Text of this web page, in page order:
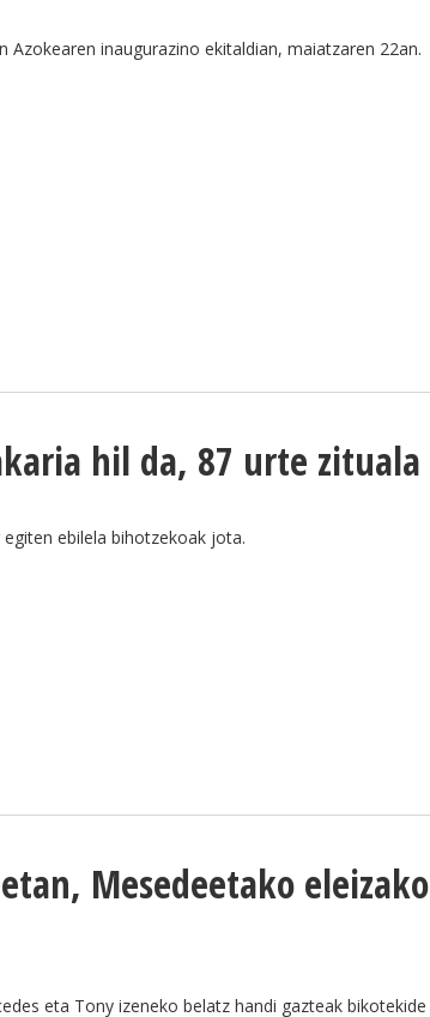
Azokearen inaugurazino ekitaldian, maiatzaren 22an.
hil da, 87 urte zituala
egiten ebilela bihotzekoak jota.
Mesedeetako eleizako
eta Tony izeneko belatz handi gazteak bikotekide